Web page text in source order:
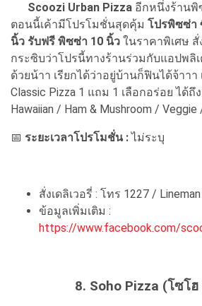
Scoozi Urban Pizza อีกหนึ่งร้าน
ตอนนี้เค้ามีโปรโมชั่นสุดคุ้ม โปรพิซซ่า
นิ้ว รับฟรี พิซซ่า 10 นิ้ว ในราคาพิเศษ สั่
กระซิบว่าโปรนี้ทางร้านร่วมกับแอปพลิเ
ด้วยน้าา เรียกได้ว่าอยู่บ้านก็ฟินได้จ้าาา
Classic Pizza 1 แถม 1 เลือกอร่อย ได้ถึ
Hawaiian / Ham & Mushroom /
📅 ระยะเวลาโปรโมชั่น :ไม่ระบุ
สั่งเดลิเวอรี่ : โทร 1227 /
ข้อมูลเพิ่มเติม :
https://www.facebook.com/
8. Soho Pizza (โซโ